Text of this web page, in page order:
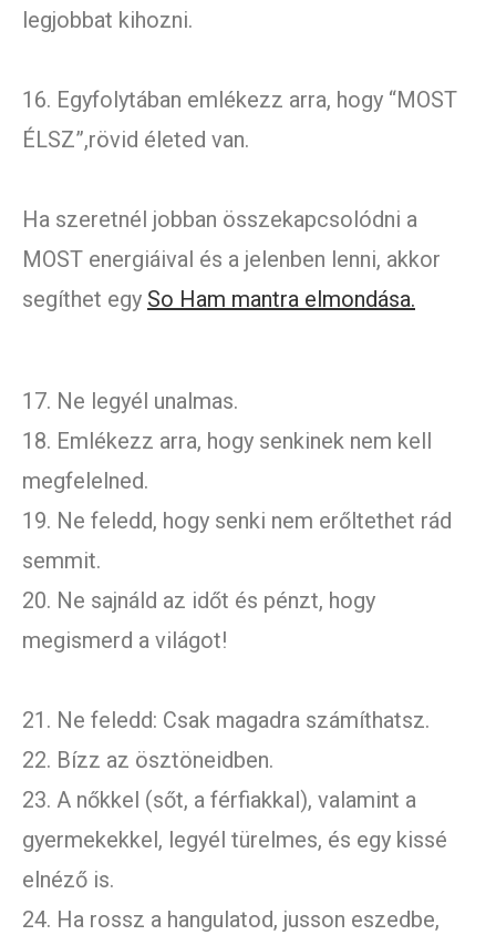
legjobbat kihozni.
16. Egyfolytában emlékezz arra, hogy “MOST
ÉLSZ”,rövid életed van.
Ha szeretnél jobban összekapcsolódni a
MOST energiáival és a jelenben lenni, akkor
segíthet egy So Ham mantra elmondása.
17. Ne legyél unalmas.
18. Emlékezz arra, hogy senkinek nem kell
megfelelned.
19. Ne feledd, hogy senki nem erőltethet rád
semmit.
20. Ne sajnáld az időt és pénzt, hogy
megismerd a világot!
21. Ne feledd: Csak magadra számíthatsz.
22. Bízz az ösztöneidben.
23. A nőkkel (sőt, a férfiakkal), valamint a
gyermekekkel, legyél türelmes, és egy kissé
elnéző is.
24. Ha rossz a hangulatod, jusson eszedbe,